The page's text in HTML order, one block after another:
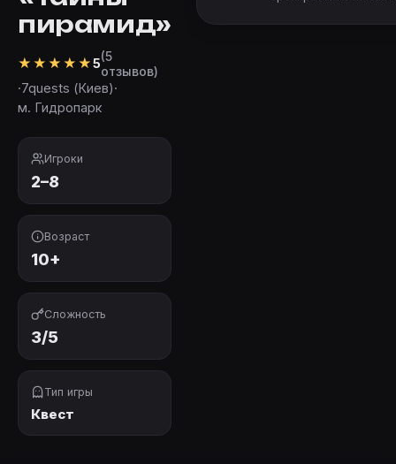
пирамид»
★ ★ ★ ★ ★5(5
отзывов)
·7quests (Киев)·
м. Гидропарк
Игроки
2–8
Возраст
10+
Сложность
3/5
Тип игры
Квест